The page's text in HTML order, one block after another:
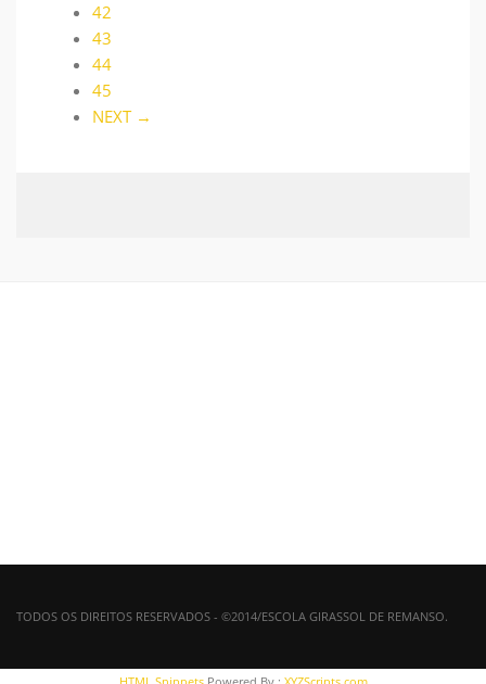
42
43
44
45
NEXT →
TODOS OS DIREITOS RESERVADOS - ©2014/ESCOLA GIRASSOL DE REMANSO.